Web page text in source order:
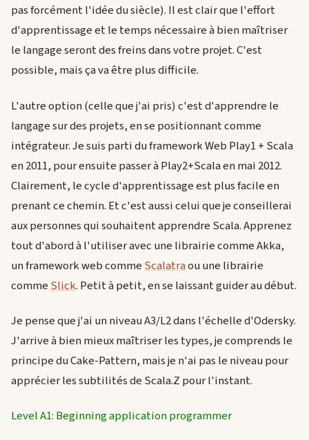
pas forcément l'idée du siècle). Il est clair que l'effort
d'apprentissage et le temps nécessaire à bien maîtriser
le langage seront des freins dans votre projet. C'est
possible, mais ça va être plus difficile.
L'autre option (celle que j'ai pris) c'est d'apprendre le
langage sur des projets, en se positionnant comme
intégrateur. Je suis parti du framework Web Play1 + Scala
en 2011, pour ensuite passer à Play2+Scala en mai 2012.
Clairement, le cycle d'apprentissage est plus facile en
prenant ce chemin. Et c'est aussi celui que je conseillerai
aux personnes qui souhaitent apprendre Scala. Apprenez
tout d'abord à l'utiliser avec une librairie comme Akka,
un framework web comme Scalatraou une librairie
comme Slick. Petit à petit, en se laissant guider au début.
Je pense que j'ai un niveau A3/L2 dans l'échelle d'Odersky.
J'arrive à bien mieux maîtriser les types, je comprends le
principe du Cake-Pattern, mais je n'ai pas le niveau pour
apprécier les subtilités de Scala.Z pour l'instant.
Level A1: Beginning application programmer